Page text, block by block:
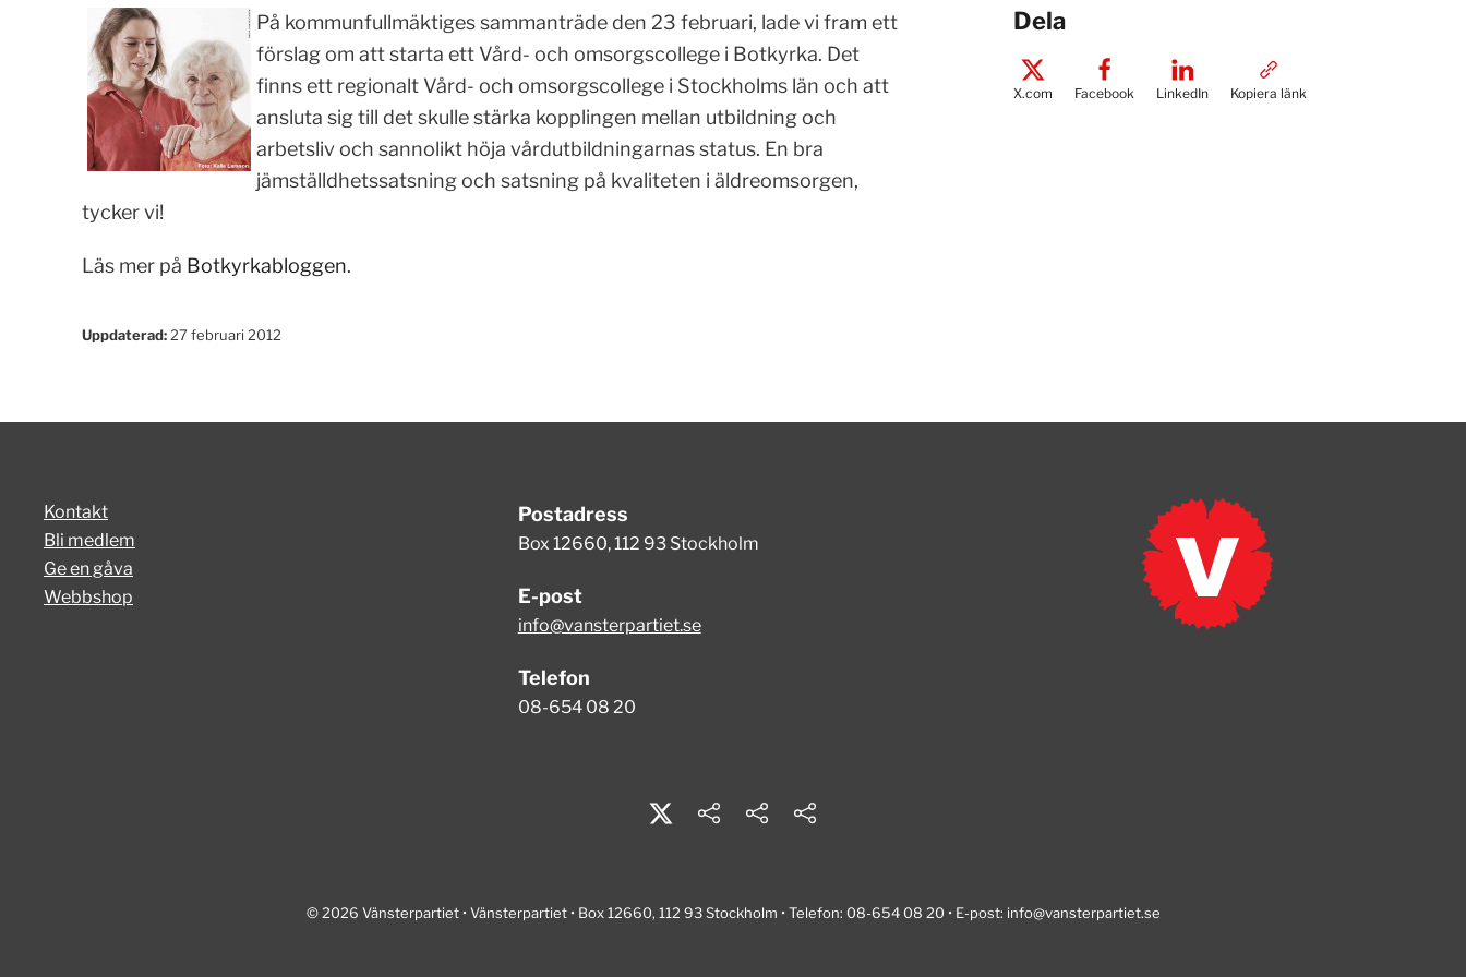
På kommunfullmäktiges sammanträde den 23 februari, lade vi fram ett
förslag om att starta ett Vård- och omsorgscollege i Botkyrka. Det
finns ett regionalt Vård- och omsorgscollege i Stockholms län och att
ansluta sig till det skulle stärka kopplingen mellan utbildning och
arbetsliv och sannolikt höja vårdutbildningarnas status. En bra
jämställdhetssatsning och satsning på kvaliteten i äldreomsorgen,
tycker vi!
Läs mer på Botkyrkabloggen.
Uppdaterad:27 februari 2012
Dela
X.com Facebook LinkedIn Kopiera länk
Kontakt
Bli medlem
Ge en gåva
Webbshop
Postadress
Box 12660, 112 93 Stockholm
E-post
info@vansterpartiet.se
Telefon
08-654 08 20
© 2026 Vänsterpartiet • Vänsterpartiet • Box 12660, 112 93 Stockholm • Telefon: 08-654 08 20 • E-post: info@vansterpartiet.se